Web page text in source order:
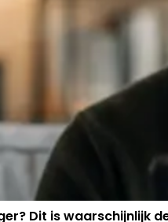
Dit is waarschijnlijk